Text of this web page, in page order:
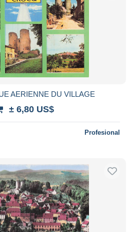
AERIENNE DU VILLAGE
± 6,80 US$
Profesional